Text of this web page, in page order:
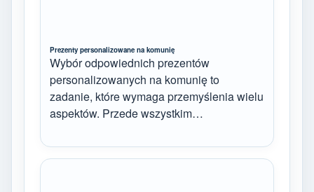
Prezenty personalizowane na komunię
Wybór odpowiednich prezentów
personalizowanych na komunię to
zadanie, które wymaga przemyślenia wielu
aspektów. Przede wszystkim…